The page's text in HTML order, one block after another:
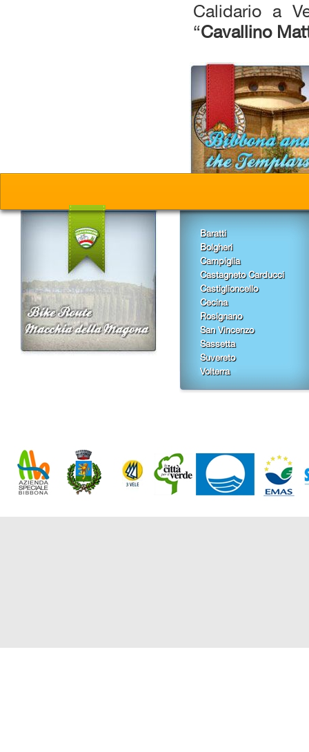
Calidario a
“Cavallino
Baratti
Bolgheri
Campiglia
Castagneto Carducci
Castiglioncello
Cecina
Rosignano
San Vincenzo
Sassetta
Suvereto
Volterra